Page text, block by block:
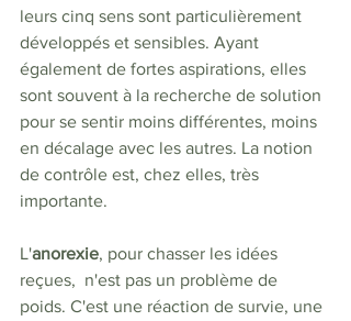
leurs cinq sens sont particulièrement
développés et sensibles. Ayant
également de fortes aspirations, elles
sont souvent à la recherche de solution
pour se sentir moins différentes, moins
en décalage avec les autres. La notion
de contrôle est, chez elles, très
importante.
L'anorexie, pour chasser les idées
reçues, n'est pas un problème de
poids. C'est une réaction de survie, une